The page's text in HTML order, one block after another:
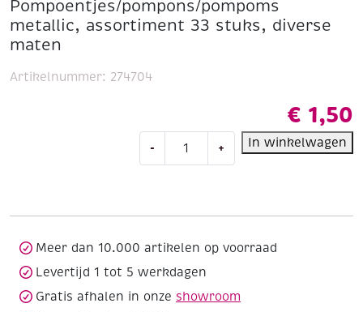
Pompoentjes/pompons/pompoms
metallic, assortiment 33 stuks, diverse
maten
€ 1,50
-
Pompoentjes/pompons/pompoms
metallic,
maten
aantal
+ In winkelwagen
Artikelnummer: 274704
Meer dan 10.000 artikelen op voorraad
Levertijd 1 tot 5 werkdagen
Gratis afhalen in onze showroom